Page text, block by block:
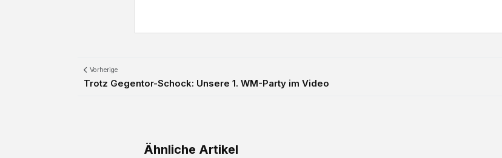
Vorherige
Trotz Gegentor-Schock: Unsere 1. WM-Party im Video
Ähnliche Artikel